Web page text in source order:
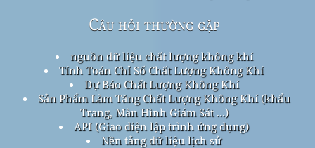
Câu hỏi thường gặp
nguồn dữ liệu chất lượng không khí
Tính Toán Chỉ Số Chất Lượng Không Khí
Dự Báo Chất Lượng Không Khí
Sản Phẩm Làm Tăng Chất Lượng Không Khí (khẩu
Trang, Màn Hình Giám Sát ...)
API (Giao diện lập trình ứng dụng)
Nền tảng dữ liệu lịch sử